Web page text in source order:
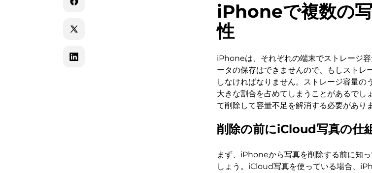
iPhoneで複数の
性
iPhoneは、それぞれの端末でストレージ
ータの保存はできませんので、もしストレ
しなければなりません。ストレージ容量の
大きな割合を占めてしまうことがあるでし
て削除して容量不足を解消する必要がありま
削除の前にiCloud写真の仕
まず、iPhoneから写真を削除する前に知
しょう。iCloud写真を使っている場合、